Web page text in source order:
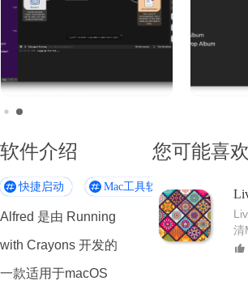
软件介绍
快捷启动 Mac工具软件
Alfred 是由 Running
with Crayons 开发的
一款适用于macOS
您可能喜欢
清